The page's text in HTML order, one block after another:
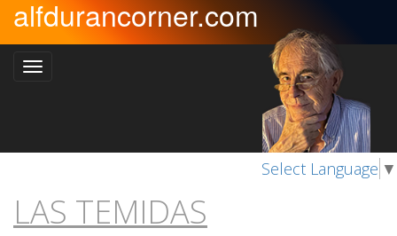
alfdurancorner.com
Select Language ▼
LAS TEMIDAS